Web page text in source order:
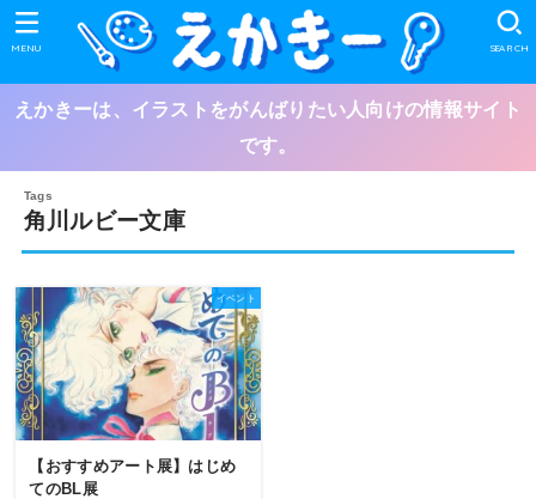
SEARCH
MENU
えかきーは、イラストをがんばりたい人向けの情報サイト
です。
角川ルビー文庫
イベント
【おすすめアート展】はじめ
てのBL展